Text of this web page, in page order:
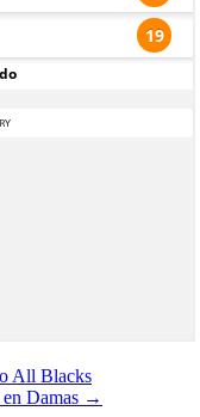
All Blacks
Damas →